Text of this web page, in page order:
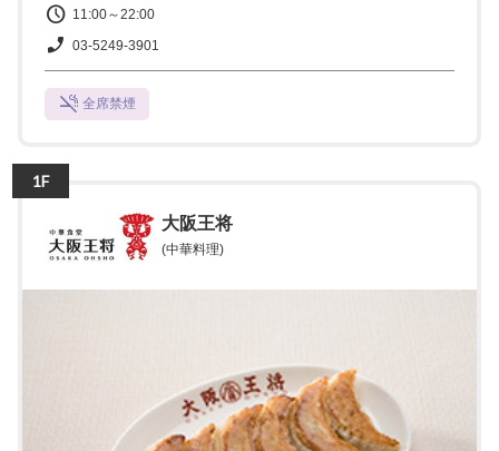
11:00～22:00
03-5249-3901
全席禁煙
1F
大阪王将
(中華料理)